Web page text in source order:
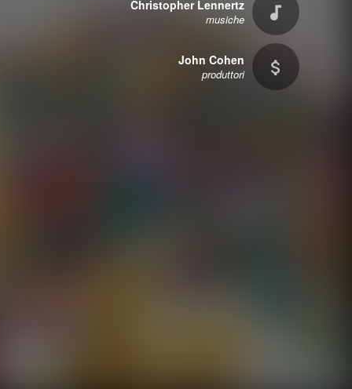
Christopher Lennertz
musiche
John Cohen
produttori